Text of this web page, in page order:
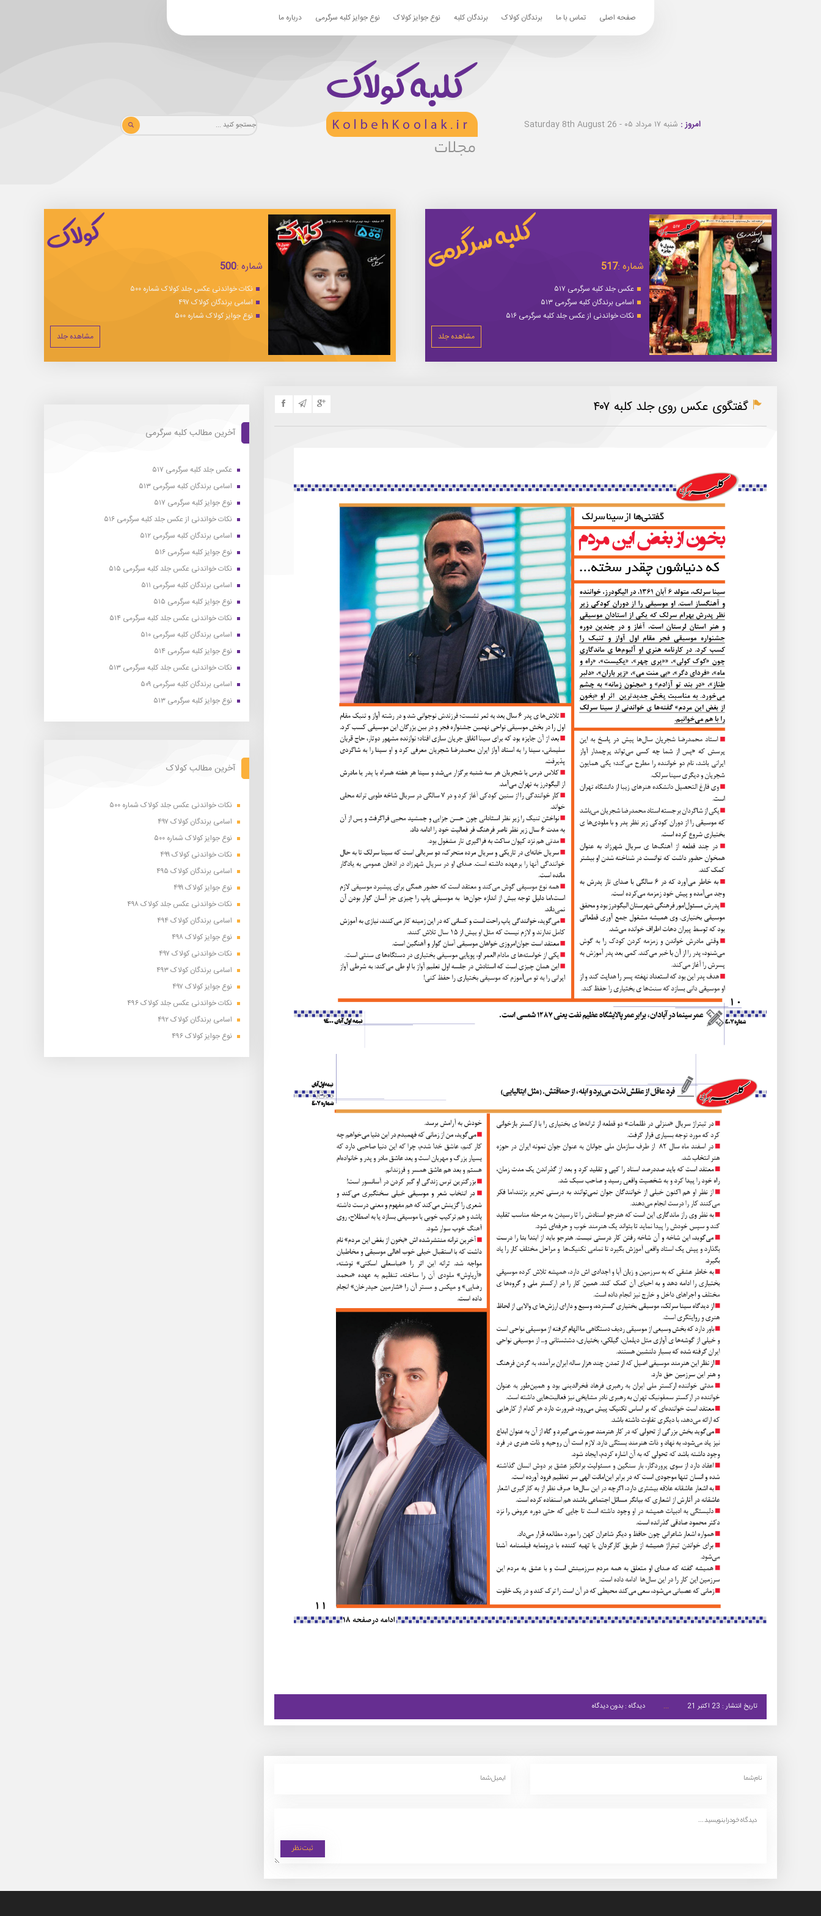
صفحه اصلی تماس با ما برندگان کولاک برندگان کلبه نوع جوایز کولاک نوع جوایز کلبه سرگرمی درباره ما
امروز : شنبه ۱۷ مرداد ۰۵ - Saturday 8th August 26
شماره :517
عکس جلد کلبه سرگرمی ۵۱۷
اسامی برندگان کلبه سرگرمی ۵۱۳
نکات خواندنی از عکس جلد کلبه سرگرمی ۵۱۶
مشاهده جلد
شماره :500
نکات خواندنی عکس جلد کولاک شماره ۵۰۰
اسامی برندگان کولاک ۴۹۷
نوع جوایز کولاک شماره ۵۰۰
مشاهده جلد
گفتگوی عکس روی جلد کلبه ۴۰۷
تاریخ انتشار : 23 اکتبر 21 دیدگاه : بدون دیدگاه
آخرین مطالب کلبه سرگرمی
عکس جلد کلبه سرگرمی ۵۱۷
اسامی برندگان کلبه سرگرمی ۵۱۳
نوع جوایز کلبه سرگرمی ۵۱۷
نکات خواندنی از عکس جلد کلبه سرگرمی ۵۱۶
اسامی برندگان کلبه سرگرمی ۵۱۲
نوع جوایز کلبه سرگرمی ۵۱۶
نکات خواندنی عکس جلد کلبه سرگرمی ۵۱۵
اسامی برندگان کلبه سرگرمی ۵۱۱
نوع جوایز کلبه سرگرمی ۵۱۵
نکات خواندنی عکس جلد کلبه سرگرمی ۵۱۴
اسامی برندگان کلبه سرگرمی ۵۱۰
نوع جوایز کلبه سرگرمی ۵۱۴
نکات خواندنی عکس جلد کلبه سرگرمی ۵۱۳
اسامی برندگان کلبه سرگرمی ۵۰۹
نوع جوایز کلبه سرگرمی ۵۱۳
آخرین مطالب کولاک
نکات خواندنی عکس جلد کولاک شماره ۵۰۰
اسامی برندگان کولاک ۴۹۷
نوع جوایز کولاک شماره ۵۰۰
نکات خواندنی کولاک ۴۹۹
اسامی برندگان کولاک ۴۹۵
نوع جوایز کولاک ۴۹۹
نکات خواندنی عکس جلد کولاک ۴۹۸
اسامی برندگان کولاک ۴۹۴
نوع جوایز کولاک ۴۹۸
نکات خواندنی کولاک ۴۹۷
اسامی برندگان کولاک ۴۹۳
نوع جوایز کولاک ۴۹۷
نکات خواندنی عکس جلد کولاک ۴۹۶
اسامی برندگان کولاک ۴۹۲
نوع جوایز کولاک ۴۹۶